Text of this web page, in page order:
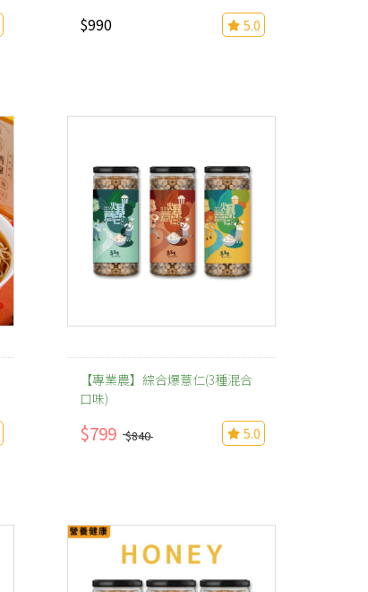
$990 5.0
【專業農】綜合爆薏仁(3種混合
口味)
$799 $840 5.0